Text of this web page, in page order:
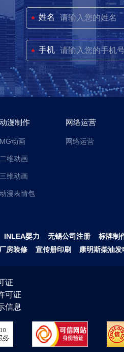
姓名
手机
动漫制作
MG动画
二维动画
三维动画
动漫表情包
网络运营
网络运营
INLEA婴力 无锡公司注册 标牌制
厂房装修 宣传册印刷 康明斯柴油发
证
可证
信息